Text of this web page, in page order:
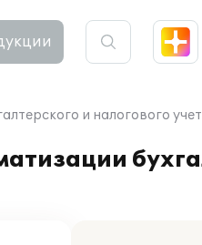
и налогового